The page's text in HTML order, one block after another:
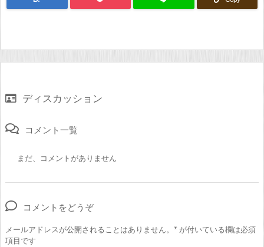
ディスカッション
コメント一覧
まだ、コメントがありません
コメントをどうぞ
メールアドレスが公開されることはありません。 *が付いている欄は必須
項目です